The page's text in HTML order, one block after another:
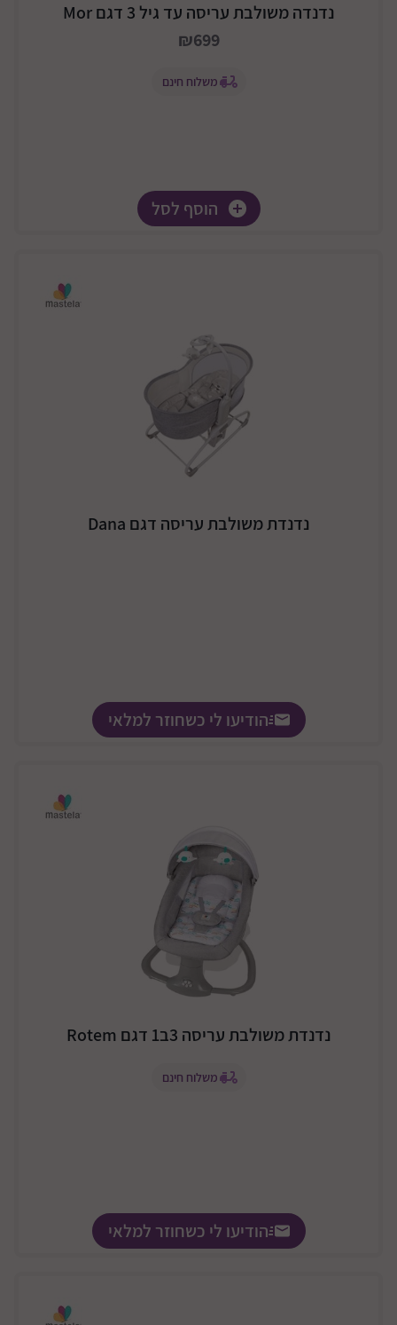
נדנדה משולבת עריסה עד גיל 3 דגם Mor
₪699
משלוח חינם
הוסף לסל
נדנדת משולבת עריסה דגם Dana
הודיעו לי כשחוזר למלאי
נדנדת משולבת עריסה 3ב1 דגם Rotem
משלוח חינם
הודיעו לי כשחוזר למלאי